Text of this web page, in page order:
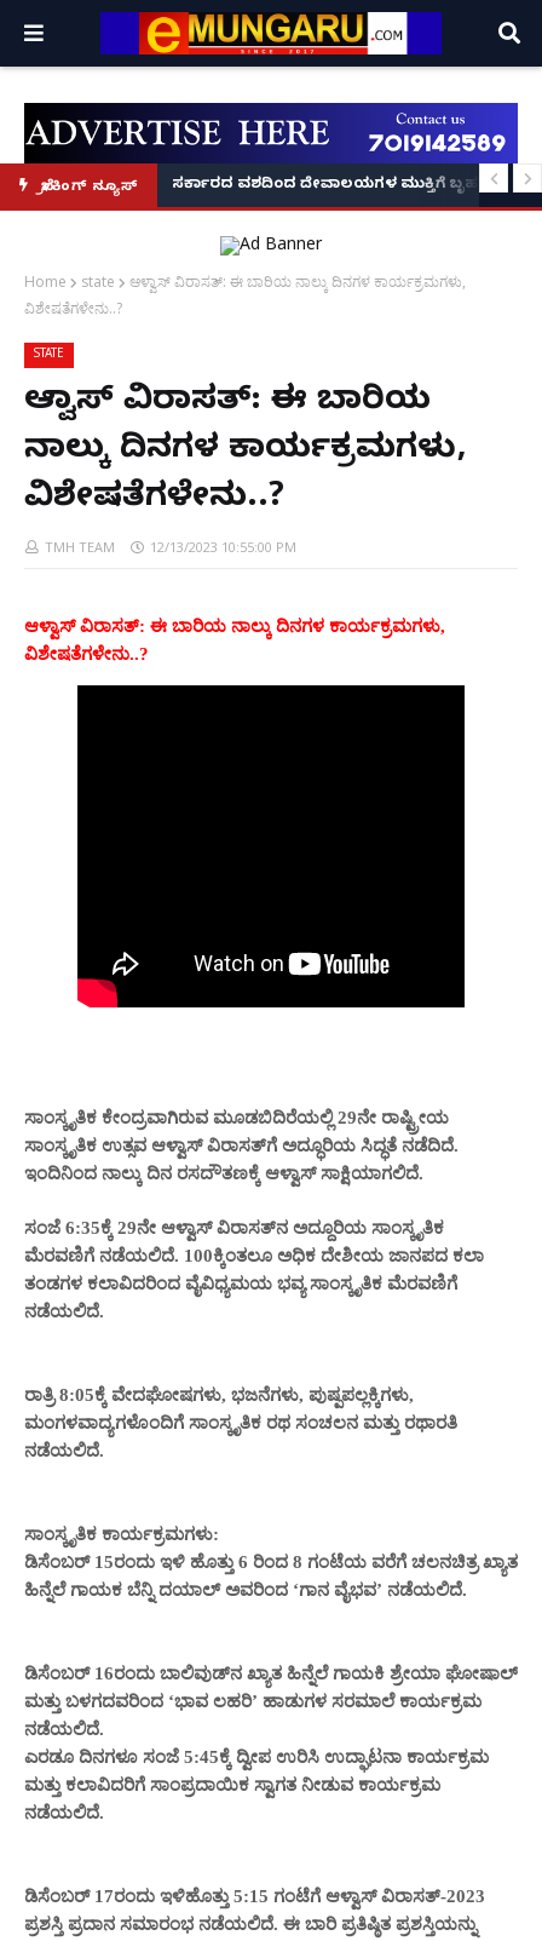
ಬ್ರೇಕಿಂಗ್ ನ್ಯೂಸ್
ಆರಂಭ' – ಸಚಿವ ಯು.ಟಿ. ಖಾದರ್ ಅಭಯ!ಸರ್ಕಾರದ ವಶದಿಂದ ದೇವಾಲಯಗಳ ಮುಕ್ತಿಗೆ ಬೃಹತ್
Home state
ಆಳ್ವಾಸ್ ವಿರಾಸತ್‌: ಈ ಬಾರಿಯ ನಾಲ್ಕು ದಿನಗಳ ಕಾರ್ಯಕ್ರಮಗಳು,
ವಿಶೇಷತೆಗಳೇನು..?
STATE
ಆಳ್ವಾಸ್ ವಿರಾಸತ್‌: ಈ ಬಾರಿಯ
ನಾಲ್ಕು ದಿನಗಳ ಕಾರ್ಯಕ್ರಮಗಳು,
ವಿಶೇಷತೆಗಳೇನು..?
TMH TEAM 12/13/2023 10:55:00 PM
ಆಳ್ವಾಸ್ ವಿರಾಸತ್‌: ಈ ಬಾರಿಯ ನಾಲ್ಕು ದಿನಗಳ ಕಾರ್ಯಕ್ರಮಗಳು,
ವಿಶೇಷತೆಗಳೇನು..?
ಸಾಂಸ್ಕೃತಿಕ ಕೇಂದ್ರವಾಗಿರುವ ಮೂಡಬಿದಿರೆಯಲ್ಲಿ 29ನೇ ರಾಷ್ಟ್ರೀಯ
ಸಾಂಸ್ಕೃತಿಕ ಉತ್ಸವ ಆಳ್ವಾಸ್ ವಿರಾಸತ್‌ಗೆ ಅದ್ಧೂರಿಯ ಸಿದ್ಧತೆ ನಡೆದಿದೆ.
ಇಂದಿನಿಂದ ನಾಲ್ಕು ದಿನ ರಸದೌತಣಕ್ಕೆ ಆಳ್ವಾಸ್‌ ಸಾಕ್ಷಿಯಾಗಲಿದೆ.
ಸಂಜೆ 6:35ಕ್ಕೆ 29ನೇ ಆಳ್ವಾಸ್ ವಿರಾಸತ್‍ನ ಅದ್ದೂರಿಯ ಸಾಂಸ್ಕೃತಿಕ
ಮೆರವಣಿಗೆ ನಡೆಯಲಿದೆ. 100ಕ್ಕಿಂತಲೂ ಅಧಿಕ ದೇಶೀಯ ಜಾನಪದ ಕಲಾ
ತಂಡಗಳ ಕಲಾವಿದರಿಂದ ವೈವಿಧ್ಯಮಯ ಭವ್ಯ ಸಾಂಸ್ಕೃತಿಕ ಮೆರವಣಿಗೆ
ನಡೆಯಲಿದೆ.
ರಾತ್ರಿ 8:05ಕ್ಕೆ ವೇದಘೋಷಗಳು, ಭಜನೆಗಳು, ಪುಷ್ಪಪಲ್ಲಕ್ಕಿಗಳು,
ಮಂಗಳವಾದ್ಯಗಳೊಂದಿಗೆ ಸಾಂಸ್ಕೃತಿಕ ರಥ ಸಂಚಲನ ಮತ್ತು ರಥಾರತಿ
ನಡೆಯಲಿದೆ.
ಸಾಂಸ್ಕೃತಿಕ ಕಾರ್ಯಕ್ರಮಗಳು:
ಡಿಸೆಂಬರ್ 15ರಂದು ಇಳಿ ಹೊತ್ತು 6 ರಿಂದ 8 ಗಂಟೆಯ ವರೆಗೆ ಚಲನಚಿತ್ರ ಖ್ಯಾತ
ಹಿನ್ನೆಲೆ ಗಾಯಕ ಬೆನ್ನಿ ದಯಾಲ್ ಅವರಿಂದ ‘ಗಾನ ವೈಭವ’ ನಡೆಯಲಿದೆ.
ಡಿಸೆಂಬರ್ 16ರಂದು ಬಾಲಿವುಡ್‌ನ ಖ್ಯಾತ ಹಿನ್ನೆಲೆ ಗಾಯಕಿ ಶ್ರೇಯಾ ಘೋಷಾಲ್
ಮತ್ತು ಬಳಗದವರಿಂದ ‘ಭಾವ ಲಹರಿ’ ಹಾಡುಗಳ ಸರಮಾಲೆ ಕಾರ್ಯಕ್ರಮ
ನಡೆಯಲಿದೆ.
ಎರಡೂ ದಿನಗಳೂ ಸಂಜೆ 5:45ಕ್ಕೆ ದ್ವೀಪ ಉರಿಸಿ ಉದ್ಘಾಟನಾ ಕಾರ್ಯಕ್ರಮ
ಮತ್ತು ಕಲಾವಿದರಿಗೆ ಸಾಂಪ್ರದಾಯಿಕ ಸ್ವಾಗತ ನೀಡುವ ಕಾರ್ಯಕ್ರಮ
ನಡೆಯಲಿದೆ.
ಡಿಸೆಂಬರ್ 17ರಂದು ಇಳಿಹೊತ್ತು 5:15 ಗಂಟೆಗೆ ಆಳ್ವಾಸ್ ವಿರಾಸತ್-2023
ಪ್ರಶಸ್ತಿ ಪ್ರದಾನ ಸಮಾರಂಭ ನಡೆಯಲಿದೆ. ಈ ಬಾರಿ ಪ್ರತಿಷ್ಠಿತ ಪ್ರಶಸ್ತಿಯನ್ನು